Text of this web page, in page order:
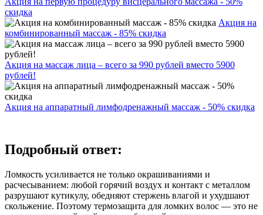
скидка
Акция на
комбинированный массаж - 85% скидка
Акция на массаж лица – всего за 990 рублей вместо 5900
рублей!
Акция на аппаратный лимфодренажный массаж - 50% скидка
Подробный ответ:
Ломкость усиливается не только окрашиваниями и
расчесыванием: любой горячий воздух и контакт с металлом
разрушают кутикулу, обедняют стержень влагой и ухудшают
скольжение. Поэтому термозащита для ломких волос — это не